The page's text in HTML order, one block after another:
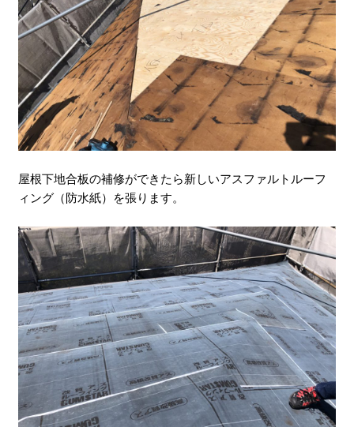
屋根下地合板の補修ができたら新しいアスファルトルーフ
ィング（防水紙）を張ります。